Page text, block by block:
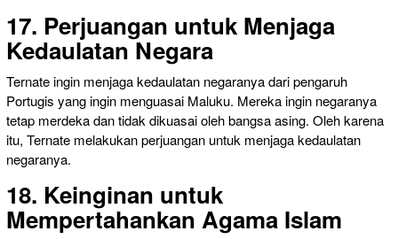
17. Perjuangan untuk Menjaga
Kedaulatan Negara
Ternate ingin menjaga kedaulatan negaranya dari pengaruh
Portugis yang ingin menguasai Maluku. Mereka ingin negaranya
tetap merdeka dan tidak dikuasai oleh bangsa asing. Oleh karena
itu, Ternate melakukan perjuangan untuk menjaga kedaulatan
negaranya.
18. Keinginan untuk
Mempertahankan Agama Islam